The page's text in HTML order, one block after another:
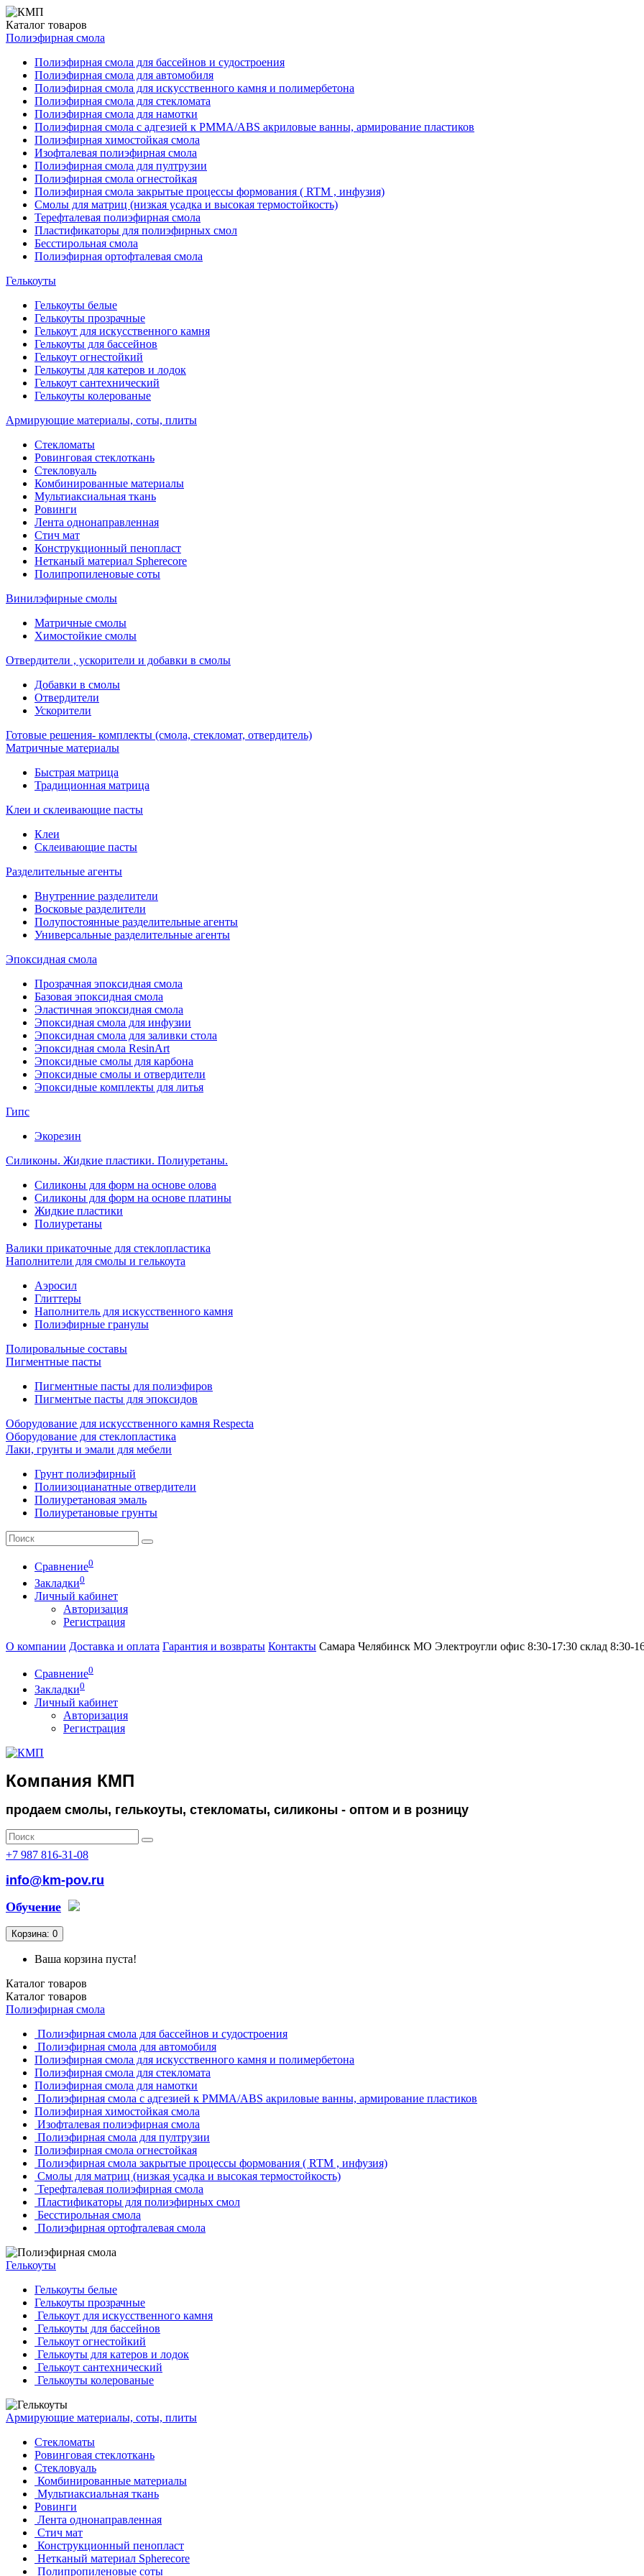
Каталог товаров
Полиэфирная смола
Полиэфирная смола для бассейнов и судостроения
Полиэфирная смола для автомобиля
Полиэфирная смола для искусственного камня и полимербетона
Полиэфирная смола для стекломата
Полиэфирная смола для намотки
Полиэфирная смола с адгезией к РММА/АВS акриловые ванны, армирование пластиков
Полиэфирная химостойкая смола
Изофталевая полиэфирная смола
Полиэфирная смола для пултрузии
Полиэфирная смола огнестойкая
Полиэфирная смола закрытые процессы формования ( RTM , инфузия)
Смолы для матриц (низкая усадка и высокая термостойкость)
Терефталевая полиэфирная смола
Пластификаторы для полиэфирных смол
Бесстирольная смола
Полиэфирная ортофталевая смола
Гелькоуты
Гелькоуты белые
Гелькоуты прозрачные
Гелькоут для искусственного камня
Гелькоуты для бассейнов
Гелькоут огнестойкий
Гелькоуты для катеров и лодок
Гелькоут сантехнический
Гелькоуты колерованые
Армирующие материалы, соты, плиты
Стекломаты
Ровинговая стеклоткань
Стекловуаль
Комбинированные материалы
Мультиаксиальная ткань
Ровинги
Лента однонаправленная
Стич мат
Конструкционный пенопласт
Нетканый материал Spherecore
Полипропиленовые соты
Винилэфирные смолы
Матричные смолы
Химостойкие смолы
Отвердители , ускорители и добавки в смолы
Добавки в смолы
Отвердители
Ускорители
Готовые решения- комплекты (смола, стекломат, отвердитель)
Матричные материалы
Быстрая матрица
Традиционная матрица
Клеи и склеивающие пасты
Клеи
Склеивающие пасты
Разделительные агенты
Внутренние разделители
Восковые разделители
Полупостоянные разделительные агенты
Универсальные разделительные агенты
Эпоксидная смола
Прозрачная эпоксидная смола
Базовая эпоксидная смола
Эластичная эпоксидная смола
Эпоксидная смола для инфузии
Эпоксидная смола для заливки стола
Эпоксидная смола ResinArt
Эпоксидные смолы для карбона
Эпоксидные смолы и отвердители
Эпоксидные комплекты для литья
Гипс
Экорезин
Силиконы. Жидкие пластики. Полиуретаны.
Силиконы для форм на основе олова
Силиконы для форм на основе платины
Жидкие пластики
Полиуретаны
Валики прикаточные для стеклопластика
Наполнители для смолы и гелькоута
Аэросил
Глиттеры
Наполнитель для искусственного камня
Полиэфирные гранулы
Полировальные составы
Пигментные пасты
Пигментные пасты для полиэфиров
Пигментые пасты для эпоксидов
Оборудование для искусственного камня Respecta
Оборудование для стеклопластика
Лаки, грунты и эмали для мебели
Грунт полиэфирный
Полиизоцианатные отвердители
Полиуретановая эмаль
Полиуретановые грунты
Сравнение0
Закладки0
Личный кабинет
Авторизация
Регистрация
О компании Доставка и оплата Гарантия и возвраты Контакты Самара Челябинск МO Электроугли офис 8:30-17:30 склад 8:30-
Сравнение0
Закладки0
Личный кабинет
Авторизация
Регистрация
Компания КМП
продаем смолы, гелькоуты, стекломаты, силиконы - оптом и в розницу
+7 987 816-31-08
info@km-pov.ru
Обучение
Корзина: 0
Ваша корзина пуста!
Каталог товаров
Каталог товаров
Полиэфирная смола
Полиэфирная смола для бассейнов и судостроения
Полиэфирная смола для автомобиля
Полиэфирная смола для искусственного камня и полимербетона
Полиэфирная смола для стекломата
Полиэфирная смола для намотки
Полиэфирная смола с адгезией к РММА/АВS акриловые ванны, армирование пластиков
Полиэфирная химостойкая смола
Изофталевая полиэфирная смола
Полиэфирная смола для пултрузии
Полиэфирная смола огнестойкая
Полиэфирная смола закрытые процессы формования ( RTM , инфузия)
Смолы для матриц (низкая усадка и высокая термостойкость)
Терефталевая полиэфирная смола
Пластификаторы для полиэфирных смол
Бесстирольная смола
Полиэфирная ортофталевая смола
Гелькоуты
Гелькоуты белые
Гелькоуты прозрачные
Гелькоут для искусственного камня
Гелькоуты для бассейнов
Гелькоут огнестойкий
Гелькоуты для катеров и лодок
Гелькоут сантехнический
Гелькоуты колерованые
Армирующие материалы, соты, плиты
Стекломаты
Ровинговая стеклоткань
Стекловуаль
Комбинированные материалы
Мультиаксиальная ткань
Ровинги
Лента однонаправленная
Стич мат
Конструкционный пенопласт
Нетканый материал Spherecore
Полипропиленовые соты